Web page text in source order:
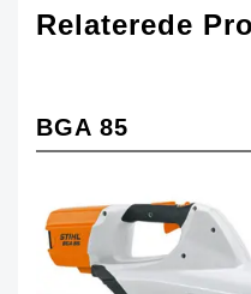
Relaterede
BGA 85